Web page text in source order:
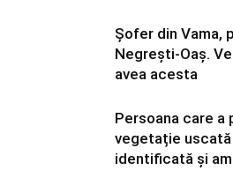
Șofer din Vama,
Negrești-Oaș.
avea acesta
Persoana care a
vegetație
identificată și